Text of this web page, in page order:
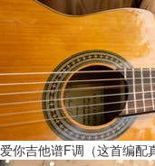
爱你吉他谱F调（这首编配